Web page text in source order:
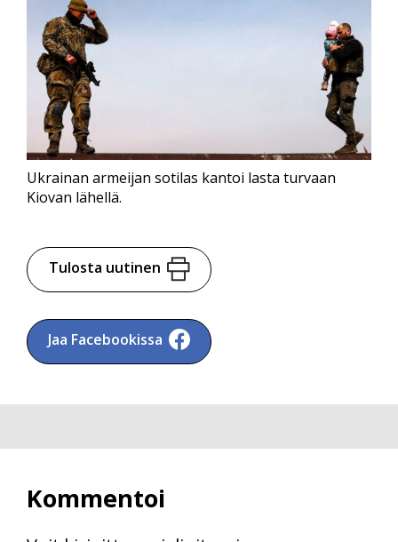
Ukrainan armeijan sotilas kantoi lasta turvaan
Kiovan lähellä.
Tulosta uutinen
Jaa Facebookissa
Kommentoi